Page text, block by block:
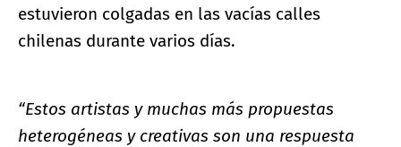
estuvieron colgadas en las vacías calles
chilenas durante varios días.
“Estos artistas y muchas más propuestas
heterogéneas y creativas son una respuesta